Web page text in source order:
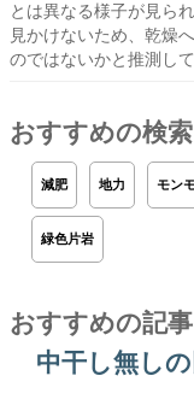
とは異なる様子が見ら
見かけないため、乾燥
のではないかと推測して
おすすめの検
減肥 地力 モン
緑色片岩
おすすめの記事
中干し無し